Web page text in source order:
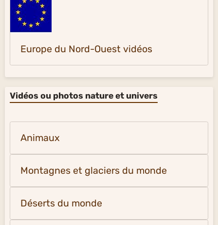
Europe du Nord-Ouest vidéos
Vidéos ou photos nature et univers
Animaux
Montagnes et glaciers du monde
Déserts du monde